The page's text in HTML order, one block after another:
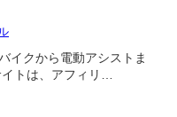
クから電動アシストま
トは、アフィリ…